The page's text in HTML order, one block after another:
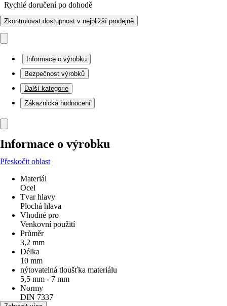
Rychlé doručení po dohodě
Zkontrolovat dostupnost v nejbližší prodejně
Informace o výrobku
Bezpečnost výrobků
Další kategorie
Zákaznická hodnocení
Informace o výrobku
Přeskočit oblast
Materiál
Ocel
Tvar hlavy
Plochá hlava
Vhodné pro
Venkovní použití
Průměr
3,2 mm
Délka
10 mm
nýtovatelná tloušťka materiálu
5,5 mm - 7 mm
Normy
DIN 7337